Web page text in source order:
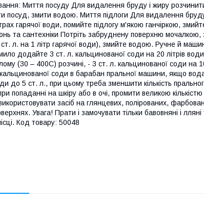
Миття посуду Для видалення бруду і жиру
посуд, змити водою. Миття підлоги Для видалення
гарячої води, помийте підлогу м'якою ганчіркою,
та сантехніки Потріть забруднену поверхню
л. на 1 літр гарячої води), змийте водою. Ручне й
додайте 3 ст. л. кальцинованої соди на 20 літрів
(30 – 400С) розчині, - 3 ст. л. кальцинованої соди на
соди в барабан пральної машини, якщо
до 5 ст. л., при цьому треба зменшити кількість
попаданні на шкіру або в очі, промити великою
засіб на глянцевих, полірованих,
Увага! Прати і замочувати тільки бавовняні і
Код товару: 50048